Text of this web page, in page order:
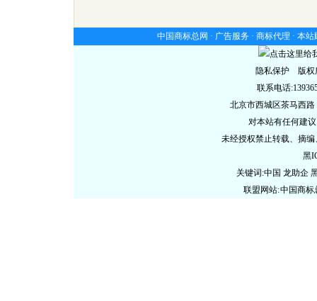
中国商标总网 · 广告服务 · 商标代理 · 本站
隐私保护 版权
联系电话
北京市西城区茶马西
对本站有任何建
未经授权禁止转载、摘
黑
关键词:中国 龙助企
联盟网站:中国商标